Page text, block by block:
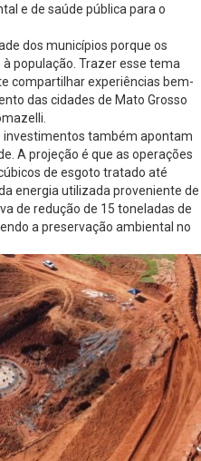
e de saúde pública para o
dos municípios porque os
população. Trazer esse tema
compartilhar experiências bem-
das cidades de Mato Grosso
investimentos também apontam
A projeção é que as operações
de esgoto tratado até
energia utilizada proveniente de
de redução de 15 toneladas de
a preservação ambiental no